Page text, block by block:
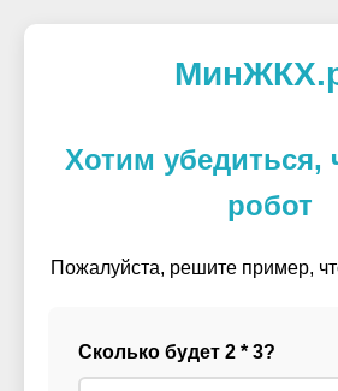
Хотим убедиться,
робот
Пожалуйста, решите пример,
Сколько будет 2 * 3?